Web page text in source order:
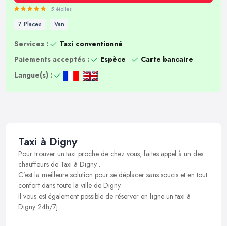
5 étoiles
7 Places Van
Services :
Taxi conventionné
Paiements acceptés :
Espèce
Carte bancaire
Langue(s) :
Taxi à Digny
Pour trouver un taxi proche de chez vous, faites appel à un des
chauffeurs de Taxi à Digny .
C’est la meilleure solution pour se déplacer sans soucis et en tout
confort dans toute la ville de Digny.
Il vous est également possible de réserver en ligne un taxi à
Digny 24h/7j .